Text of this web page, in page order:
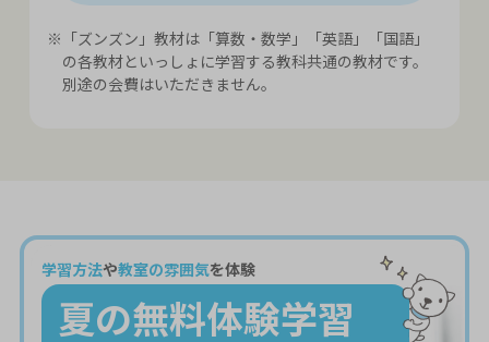
※「ズンズン」教材は「算数・数学」「英語」「国語」
の各教材といっしょに学習する教科共通の教材です。
別途の会費はいただきません。
学習方法や教室の雰囲気を体験
夏の無料体験学習